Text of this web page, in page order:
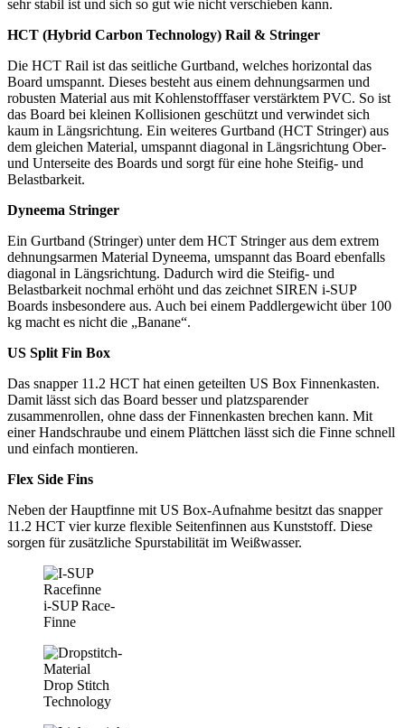
sehr stabil ist und sich so gut wie nicht verschieben kann.
HCT (Hybrid Carbon Technology) Rail & Stringer
Die HCT Rail ist das seitliche Gurtband, welches horizontal das
Board umspannt. Dieses besteht aus einem dehnungsarmen und
robusten Material aus mit Kohlenstofffaser verstärktem PVC. So ist
das Board bei kleinen Kollisionen geschützt und verwindet sich
kaum in Längsrichtung. Ein weiteres Gurtband (HCT Stringer) aus
dem gleichen Material, umspannt diagonal in Längsrichtung Ober-
und Unterseite des Boards und sorgt für eine hohe Steifig- und
Belastbarkeit.
Dyneema Stringer
Ein Gurtband (Stringer) unter dem HCT Stringer aus dem extrem
dehnungsarmen Material Dyneema, umspannt das Board ebenfalls
diagonal in Längsrichtung. Dadurch wird die Steifig- und
Belastbarkeit nochmal erhöht und das zeichnet SIREN i-SUP
Boards insbesondere aus. Auch bei einem Paddlergewicht über 100
kg macht es nicht die „Banane“.
US Split Fin Box
Das snapper 11.2 HCT hat einen geteilten US Box Finnenkasten.
Damit lässt sich das Board besser und platzsparender
zusammenrollen, ohne dass der Finnenkasten brechen kann. Mit
einer Handschraube und einem Plättchen lässt sich die Finne schnell
und einfach montieren.
Flex Side Fins
Neben der Hauptfinne mit US Box-Aufnahme besitzt das snapper
11.2 HCT vier kurze flexible Seitenfinnen aus Kunststoff. Diese
sorgen für zusätzliche Spurstabilität im Weißwasser.
i-SUP Race-
Finne
Drop Stitch
Technology